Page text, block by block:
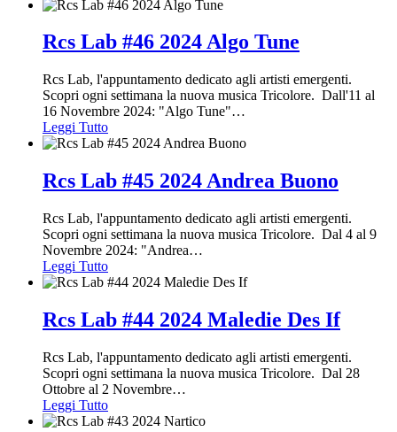
Rcs Lab #46 2024 Algo Tune
Rcs Lab, l'appuntamento dedicato agli artisti emergenti.
Scopri ogni settimana la nuova musica Tricolore. Dall'11 al
16 Novembre 2024: "Algo Tune"…
Leggi Tutto
Rcs Lab #45 2024 Andrea Buono
Rcs Lab, l'appuntamento dedicato agli artisti emergenti.
Scopri ogni settimana la nuova musica Tricolore. Dal 4 al 9
Novembre 2024: "Andrea…
Leggi Tutto
Rcs Lab #44 2024 Maledie Des If
Rcs Lab, l'appuntamento dedicato agli artisti emergenti.
Scopri ogni settimana la nuova musica Tricolore. Dal 28
Ottobre al 2 Novembre…
Leggi Tutto